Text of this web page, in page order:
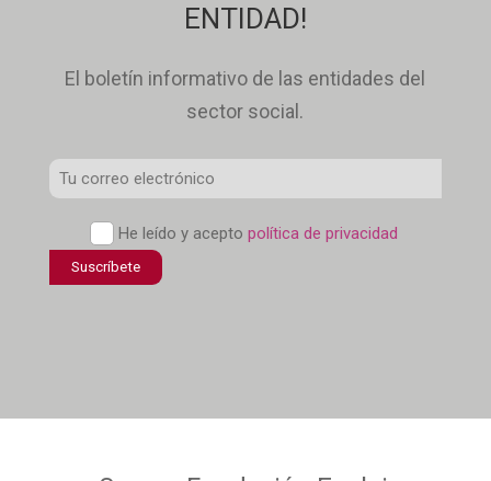
ENTIDAD!
El boletín informativo de las entidades del
sector social.
*
Política
He leído y aceptopolítica de privacidad